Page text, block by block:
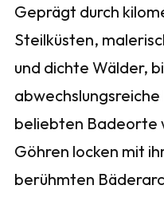
Geprägt durch
Steilküsten,
und dichte Wälder,
beliebten Badeorte
Göhren locken mit
berühmten